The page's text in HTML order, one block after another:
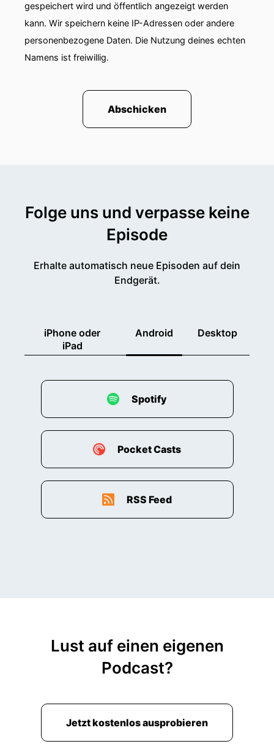
gespeichert wird und öffentlich angezeigt werden
kann. Wir speichern keine IP-Adressen oder andere
personenbezogene Daten. Die Nutzung deines echten
Namens ist freiwillig.
Abschicken
Folge uns und verpasse keine
Episode
Erhalte automatisch neue Episoden auf dein
Endgerät.
iPhone oder
iPad
Android Desktop
Spotify
Pocket Casts
RSS Feed
Lust auf einen eigenen
Podcast?
Jetzt kostenlos ausprobieren